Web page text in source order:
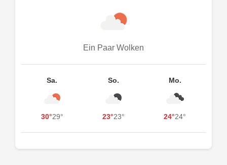
Ein Paar Wolken
Sa.
30°29°
So.
23°23°
Mo.
24°24°